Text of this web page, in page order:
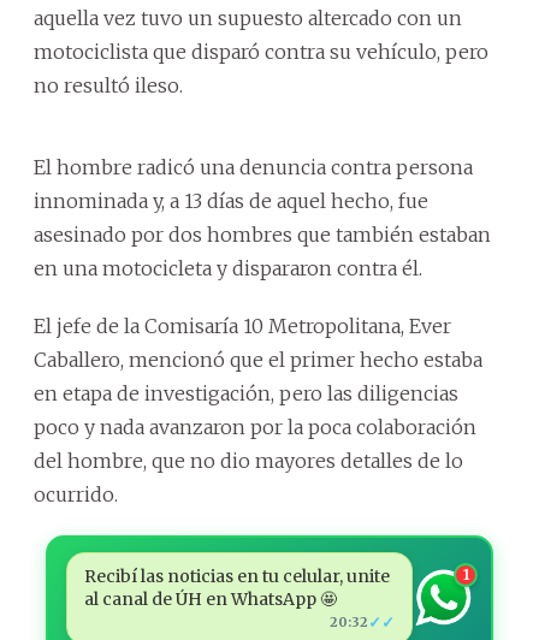
aquella vez tuvo un supuesto altercado con un
motociclista que disparó contra su vehículo, pero
no resultó ileso.
El hombre radicó una denuncia contra persona
innominada y, a 13 días de aquel hecho, fue
asesinado por dos hombres que también estaban
en una motocicleta y dispararon contra él.
El jefe de la Comisaría 10 Metropolitana, Ever
Caballero, mencionó que el primer hecho estaba
en etapa de investigación, pero las diligencias
poco y nada avanzaron por la poca colaboración
del hombre, que no dio mayores detalles de lo
ocurrido.
Recibí las noticias en tu celular, unite
al canal de ÚH en WhatsApp 🤩
20:32 ✓✓
1